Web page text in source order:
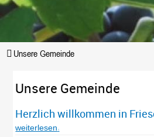
Unsere Gemeinde
Unsere Gemeinde
Herzlich willkommen in
weiterlesen